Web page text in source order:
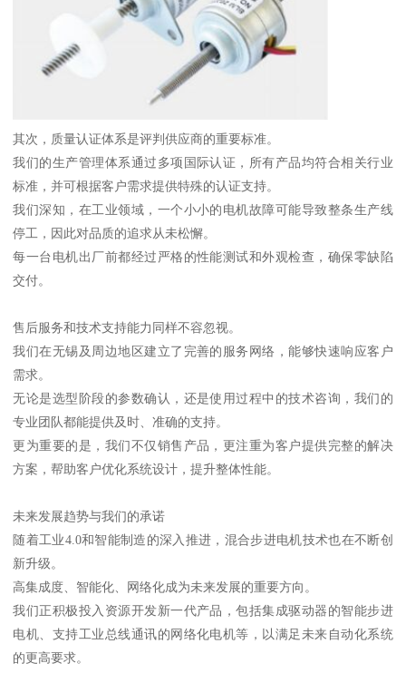
其次，质量认证体系是评判供应商的重要标准。
我们的生产管理体系通过多项国际认证，所有产品均符合相关行业
标准，并可根据客户需求提供特殊的认证支持。
我们深知，在工业领域，一个小小的电机故障可能导致整条生产线
停工，因此对品质的追求从未松懈。
每一台电机出厂前都经过严格的性能测试和外观检查，确保零缺陷
交付。
售后服务和技术支持能力同样不容忽视。
我们在无锡及周边地区建立了完善的服务网络，能够快速响应客户
需求。
无论是选型阶段的参数确认，还是使用过程中的技术咨询，我们的
专业团队都能提供及时、准确的支持。
更为重要的是，我们不仅销售产品，更注重为客户提供完整的解决
方案，帮助客户优化系统设计，提升整体性能。
未来发展趋势与我们的承诺
随着工业4.0和智能制造的深入推进，混合步进电机技术也在不断创
新升级。
高集成度、智能化、网络化成为未来发展的重要方向。
我们正积极投入资源开发新一代产品，包括集成驱动器的智能步进
电机、支持工业总线通讯的网络化电机等，以满足未来自动化系统
的更高要求。